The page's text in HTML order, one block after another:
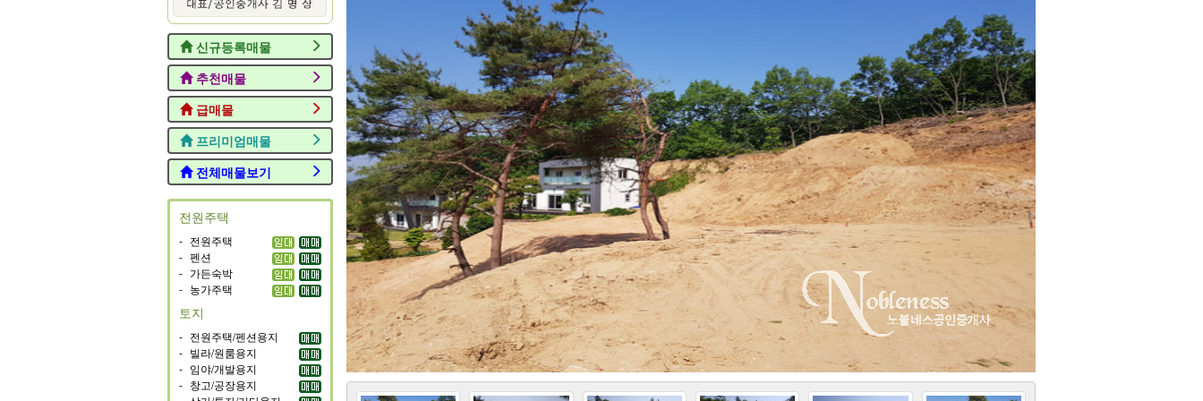
신규등록매물
추천매물
급매물
프리미엄매물
전체매물보기
전원주택
- 전원주택
- 펜션
- 가든숙박
- 농가주택
토지
- 전원주택/펜션용지
- 빌라/원룸용지
- 임야/개발용지
- 창고/공장용지